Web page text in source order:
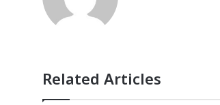
Related Articles